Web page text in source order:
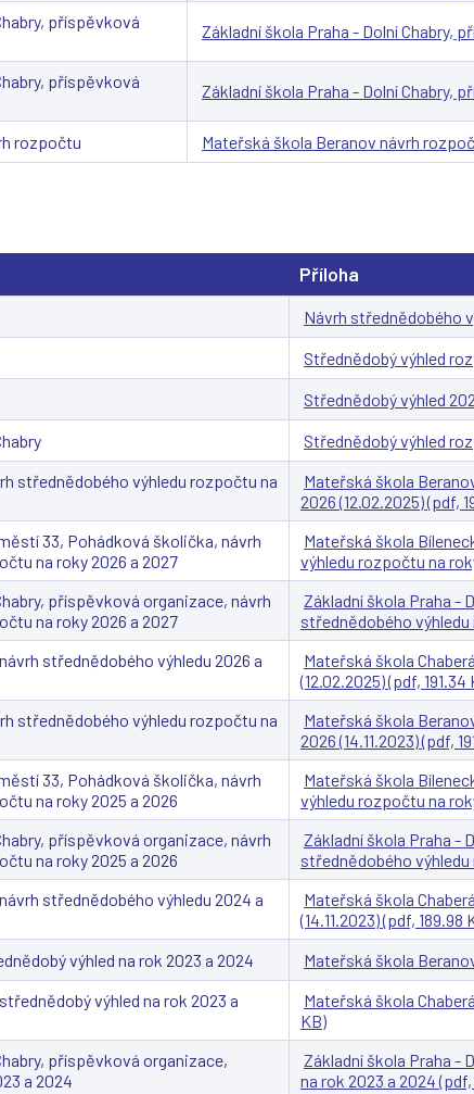
příspěvková
Základní škola Praha - Dolní Chabry,
příspěvková
Základní škola Praha - Dolní Chabry,
rozpočtu Mateřská škola Beranov návrh
Příloha
Návrh střednědobého
Střednědobý výhled
Střednědobý výhled
Střednědobý výhled
střednědobého výhledu rozpočtu na
Mateřská škola
2026 (12.02.2025) (pdf,
33, Pohádková školička, návrh
na roky 2026 a 2027
Mateřská škola
výhledu rozpočtu na
příspěvková organizace, návrh
na roky 2026 a 2027
Základní škola Praha -
střednědobého výhledu
střednědobého výhledu 2026 a
Mateřská škola
(12.02.2025) (pdf, 191.34
střednědobého výhledu rozpočtu na
Mateřská škola
2026 (14.11.2023) (pdf,
33, Pohádková školička, návrh
na roky 2025 a 2026
Mateřská škola
výhledu rozpočtu na
příspěvková organizace, návrh
na roky 2025 a 2026
Základní škola Praha -
střednědobého výhledu
střednědobého výhledu 2024 a
Mateřská škola
(14.11.2023) (pdf, 189.98
výhled na rok 2023 a 2024 Mateřská škola
výhled na rok 2023 a
Mateřská škola
KB)
příspěvková organizace,
a 2024
Základní škola Praha -
na rok 2023 a 2024